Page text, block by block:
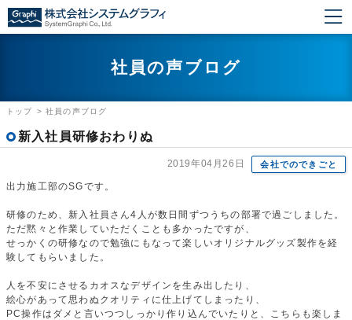
社員の声ブログ
トップ >社員の声ブログ
新入社員研修おわりぬ
2019年04月26日 会社でのできごと
出力施工部のSGです。
研修のため、新入社員さん4人が数日間ずつうちの部署で過ごしました。
ただ黙々と作業していただくことも多かったですが、
せっかくの研修なので勉強にもなって楽しいオリジナルグッズ製作を経
験してもらいました。
人を不安にさせるカオスなデザインを生み出したり、
絵心があって思わぬクオリティに仕上げてしまったり、
PC操作はダメと言いつつしっかり作り込んでいたりと、こちらも楽しま